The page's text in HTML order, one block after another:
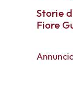
Storie
Fiore